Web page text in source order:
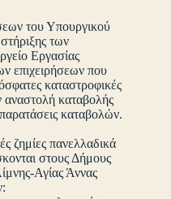
του Υπουργικού
των
Εργασίας
επιχειρήσεων που
καταστροφικές
αναστολή καταβολής
καταβολών.
ζημίες πανελλαδικά
στους Δήμους
Αγίας Άννας